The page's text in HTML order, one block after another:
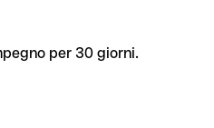
per 30 giorni.